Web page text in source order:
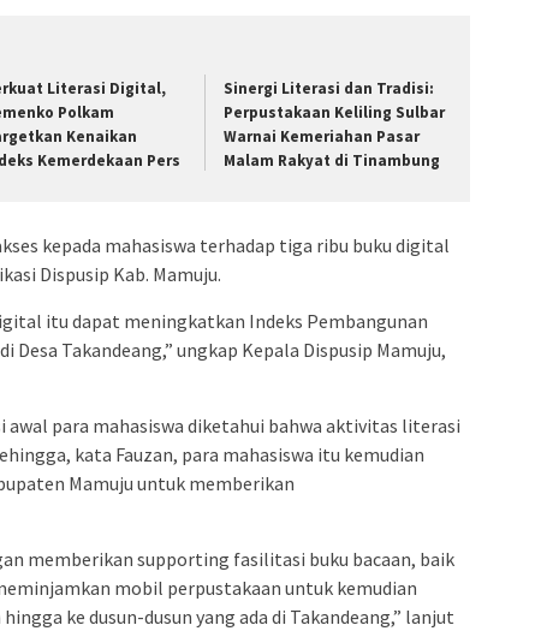
Literasi Digital,
Polkam
Kenaikan
Kemerdekaan Pers
Sinergi Literasi dan Tradisi:
Perpustakaan Keliling Sulbar
Warnai Kemeriahan Pasar
Malam Rakyat di Tinambung
kepada mahasiswa terhadap tiga ribu buku digital
Dispusip Kab. Mamuju.
itu dapat meningkatkan Indeks Pembangunan
Desa Takandeang,” ungkap Kepala Dispusip Mamuju,
awal para mahasiswa diketahui bahwa aktivitas literasi
kata Fauzan, para mahasiswa itu kemudian
Mamuju untuk memberikan
memberikan supporting fasilitasi buku bacaan, baik
mobil perpustakaan untuk kemudian
ke dusun-dusun yang ada di Takandeang,” lanjut